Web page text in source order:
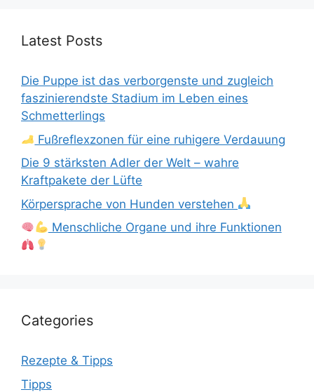
Latest Posts
Die Puppe ist das verborgenste und zugleich
faszinierendste Stadium im Leben eines
Schmetterlings
Fußreflexzonen für eine ruhigere Verdauung
Die 9 stärksten Adler der Welt – wahre
Kraftpakete der Lüfte
Körpersprache von Hunden verstehen
Menschliche Organe und ihre Funktionen
Categories
Rezepte & Tipps
Tipps